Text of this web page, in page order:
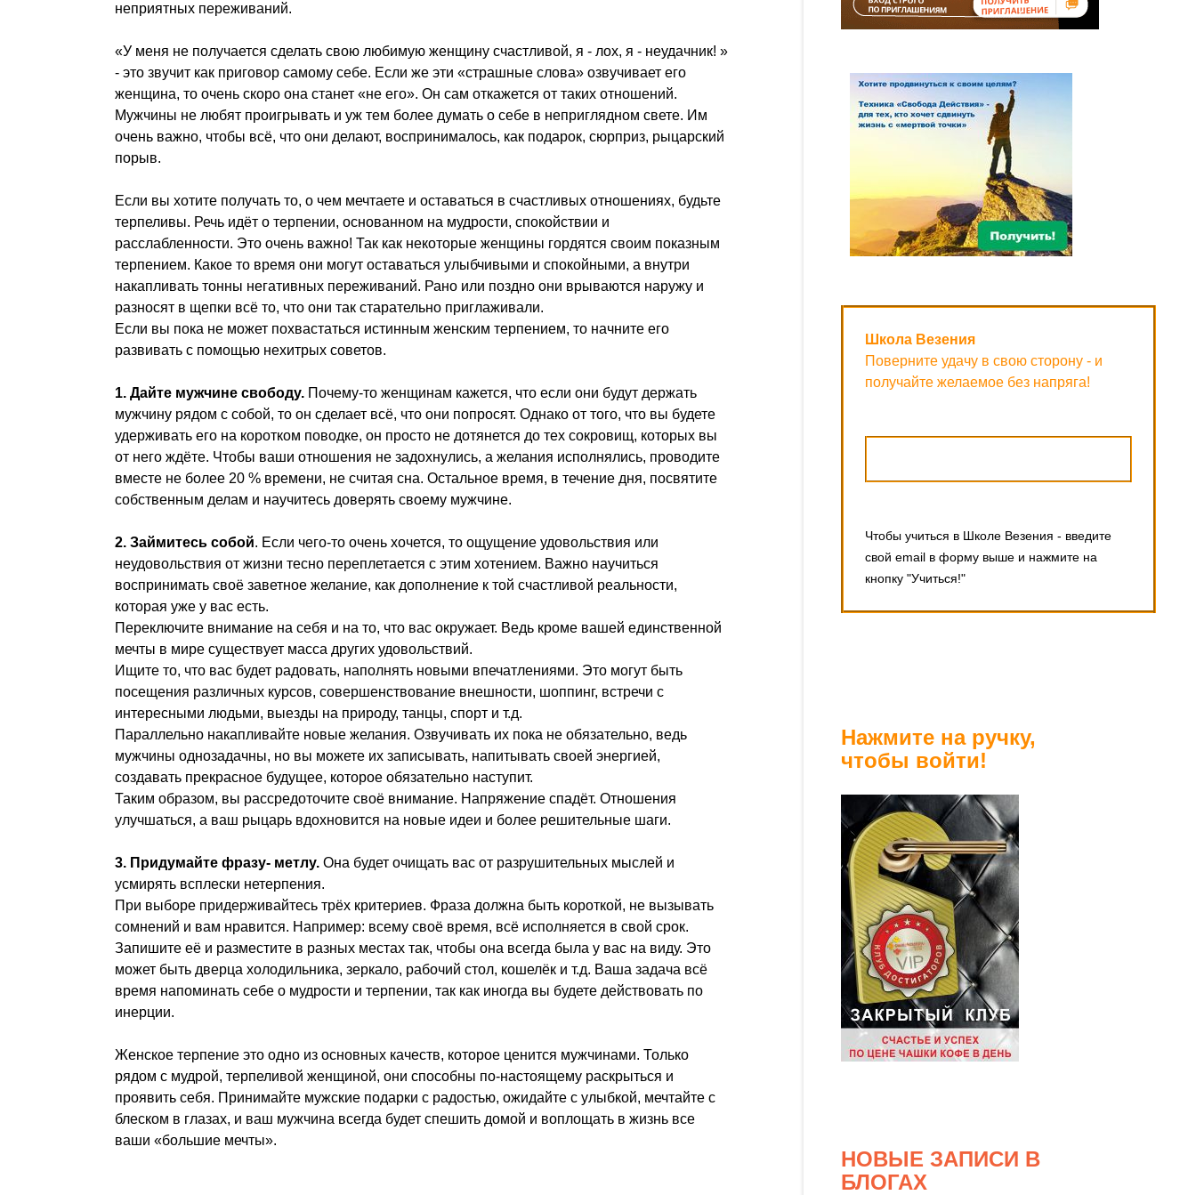
неприятных переживаний.
«У меня не получается сделать свою любимую женщину счастливой, я - лох, я - неудачник! »
- это звучит как приговор самому себе. Если же эти «страшные слова» озвучивает его
женщина, то очень скоро она станет «не его». Он сам откажется от таких отношений.
Мужчины не любят проигрывать и уж тем более думать о себе в неприглядном свете. Им
очень важно, чтобы всё, что они делают, воспринималось, как подарок, сюрприз, рыцарский
порыв.
Если вы хотите получать то, о чем мечтаете и оставаться в счастливых отношениях, будьте
терпеливы. Речь идёт о терпении, основанном на мудрости, спокойствии и
расслабленности. Это очень важно! Так как некоторые женщины гордятся своим показным
терпением. Какое то время они могут оставаться улыбчивыми и спокойными, а внутри
накапливать тонны негативных переживаний. Рано или поздно они врываются наружу и
разносят в щепки всё то, что они так старательно приглаживали.
Если вы пока не может похвастаться истинным женским терпением, то начните его
развивать с помощью нехитрых советов.
1. Дайте мужчине свободу. Почему-то женщинам кажется, что если они будут держать
мужчину рядом с собой, то он сделает всё, что они попросят. Однако от того, что вы будете
удерживать его на коротком поводке, он просто не дотянется до тех сокровищ, которых вы
от него ждёте. Чтобы ваши отношения не задохнулись, а желания исполнялись, проводите
вместе не более 20 % времени, не считая сна. Остальное время, в течение дня, посвятите
собственным делам и научитесь доверять своему мужчине.
2. Займитесь собой. Если чего-то очень хочется, то ощущение удовольствия или
неудовольствия от жизни тесно переплетается с этим хотением. Важно научиться
воспринимать своё заветное желание, как дополнение к той счастливой реальности,
которая уже у вас есть.
Переключите внимание на себя и на то, что вас окружает. Ведь кроме вашей единственной
мечты в мире существует масса других удовольствий.
Ищите то, что вас будет радовать, наполнять новыми впечатлениями. Это могут быть
посещения различных курсов, совершенствование внешности, шоппинг, встречи с
интересными людьми, выезды на природу, танцы, спорт и т.д.
Параллельно накапливайте новые желания. Озвучивать их пока не обязательно, ведь
мужчины однозадачны, но вы можете их записывать, напитывать своей энергией,
создавать прекрасное будущее, которое обязательно наступит.
Таким образом, вы рассредоточите своё внимание. Напряжение спадёт. Отношения
улучшаться, а ваш рыцарь вдохновится на новые идеи и более решительные шаги.
3. Придумайте фразу- метлу. Она будет очищать вас от разрушительных мыслей и
усмирять всплески нетерпения.
При выборе придерживайтесь трёх критериев. Фраза должна быть короткой, не вызывать
сомнений и вам нравится. Например: всему своё время, всё исполняется в свой срок.
Запишите её и разместите в разных местах так, чтобы она всегда была у вас на виду. Это
может быть дверца холодильника, зеркало, рабочий стол, кошелёк и т.д. Ваша задача всё
время напоминать себе о мудрости и терпении, так как иногда вы будете действовать по
инерции.
Женское терпение это одно из основных качеств, которое ценится мужчинами. Только
рядом с мудрой, терпеливой женщиной, они способны по-настоящему раскрыться и
проявить себя. Принимайте мужские подарки с радостью, ожидайте с улыбкой, мечтайте с
блеском в глазах, и ваш мужчина всегда будет спешить домой и воплощать в жизнь все
ваши «большие мечты».
Школа Везения
Поверните удачу в свою сторону - и
получайте желаемое без напряга!
Чтобы учиться в Школе Везения - введите
свой email в форму выше и нажмите на
кнопку "Учиться!"
Нажмите на ручку,
чтобы войти!
НОВЫЕ ЗАПИСИ В
БЛОГАХ